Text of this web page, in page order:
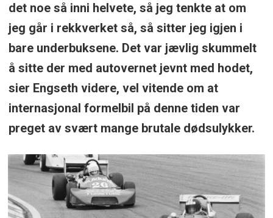
det noe så inni helvete, så jeg tenkte at om
jeg går i rekkverket så, så sitter jeg igjen i
bare underbuksene. Det var jævlig skummelt
å sitte der med autovernet jevnt med hodet,
sier Engseth videre, vel vitende om at
internasjonal formelbil på denne tiden var
preget av svært mange brutale dødsulykker.